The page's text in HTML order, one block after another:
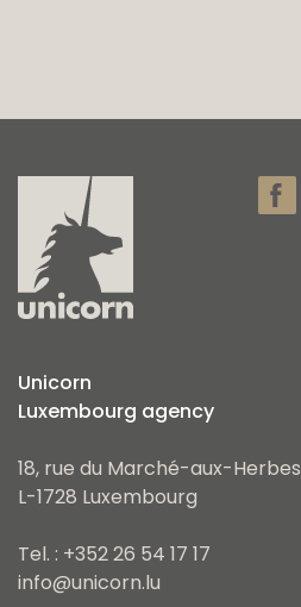
Unicorn
Luxembourg agency
18, rue du Marché-aux-Herbes
L-1728 Luxembourg
Tel. : +352 26 54 17 17
info@unicorn.lu